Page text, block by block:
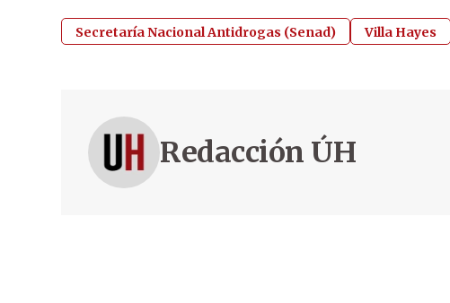
Secretaría Nacional Antidrogas (Senad) Villa Hayes
Redacción ÚH